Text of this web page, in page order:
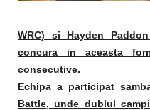
WRC) si Hayden
concura in aceasta
consecutive.
Echipa a participat
Battle, unde dublul